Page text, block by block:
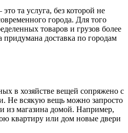
та услуга, без которой не
города. Для того
товаров и грузов более
доставка по городам
в хозяйстве вещей сопряжено с
Не всякую вещь можно запросто
из магазина домой. Например,
квартиру или дом новые двери